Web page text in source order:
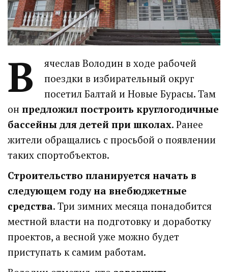
В
ячеслав Володин в ходе рабочей
поездки в избирательный округ
посетил Балтай и Новые Бурасы. Там
он предложил построить круглогодичные
бассейны для детей при школах. Ранее
жители обращались с просьбой о появлении
таких спортобъектов.
Строительство планируется начать в
следующем году на внебюджетные
средства. Три зимних месяца понадобится
местной власти на подготовку и доработку
проектов, а весной уже можно будет
приступать к самим работам.